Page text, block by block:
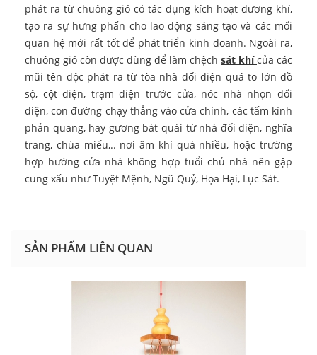
phát ra từ chuông gió có tác dụng kích hoạt dương khí,
tạo ra sự hưng phấn cho lao động sáng tạo và các mối
quan hệ mới rất tốt để phát triển kinh doanh. Ngoài ra,
chuông gió còn được dùng để làm chệch sát khí của các
mũi tên độc phát ra từ tòa nhà đối diện quá to lớn đồ
sộ, cột điện, trạm điện trước cửa, nóc nhà nhọn đối
diện, con đường chạy thẳng vào cửa chính, các tấm kính
phản quang, hay gương bát quái từ nhà đối diện, nghĩa
trang, chùa miếu,.. nơi âm khí quá nhiều, hoặc trường
hợp hướng cửa nhà không hợp tuổi chủ nhà nên gặp
cung xấu như Tuyệt Mệnh, Ngũ Quỷ, Họa Hại, Lục Sát.
SẢN PHẨM LIÊN QUAN